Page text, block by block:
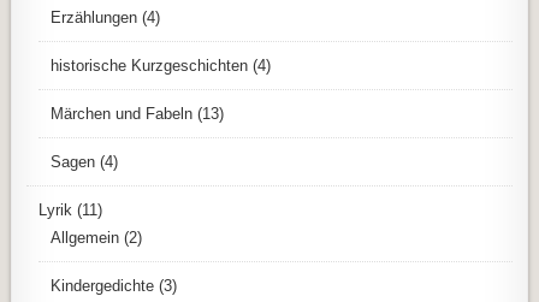
Erzählungen (4)
historische Kurzgeschichten (4)
Märchen und Fabeln (13)
Sagen (4)
Lyrik (11)
Allgemein (2)
Kindergedichte (3)